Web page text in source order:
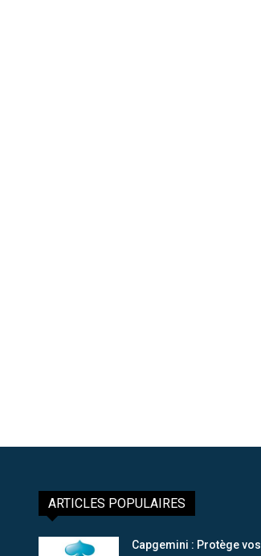
ARTICLES POPULAIRES
Capgemini : Protège vos